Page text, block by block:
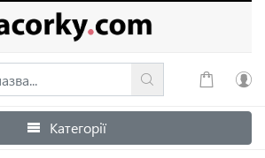
Увійти
Категорії